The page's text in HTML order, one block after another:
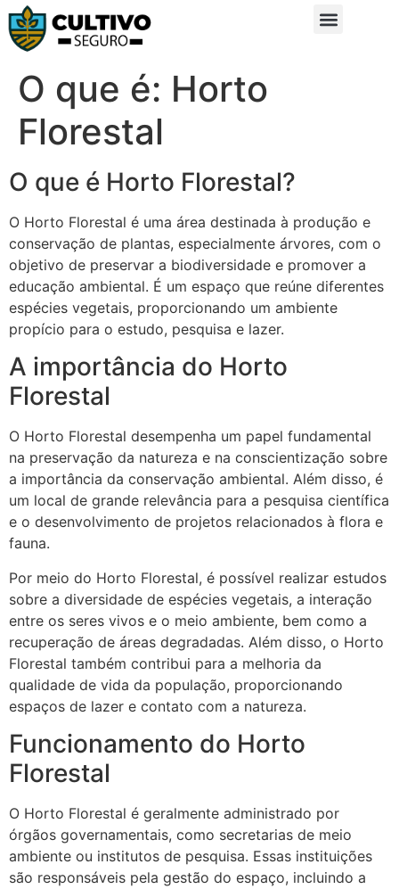
O que é: Horto
Florestal
O que é Horto Florestal?
O Horto Florestal é uma área destinada à produção e
conservação de plantas, especialmente árvores, com o
objetivo de preservar a biodiversidade e promover a
educação ambiental. É um espaço que reúne diferentes
espécies vegetais, proporcionando um ambiente
propício para o estudo, pesquisa e lazer.
A importância do Horto
Florestal
O Horto Florestal desempenha um papel fundamental
na preservação da natureza e na conscientização sobre
a importância da conservação ambiental. Além disso, é
um local de grande relevância para a pesquisa científica
e o desenvolvimento de projetos relacionados à flora e
fauna.
Por meio do Horto Florestal, é possível realizar estudos
sobre a diversidade de espécies vegetais, a interação
entre os seres vivos e o meio ambiente, bem como a
recuperação de áreas degradadas. Além disso, o Horto
Florestal também contribui para a melhoria da
qualidade de vida da população, proporcionando
espaços de lazer e contato com a natureza.
Funcionamento do Horto
Florestal
O Horto Florestal é geralmente administrado por
órgãos governamentais, como secretarias de meio
ambiente ou institutos de pesquisa. Essas instituições
são responsáveis pela gestão do espaço, incluindo a